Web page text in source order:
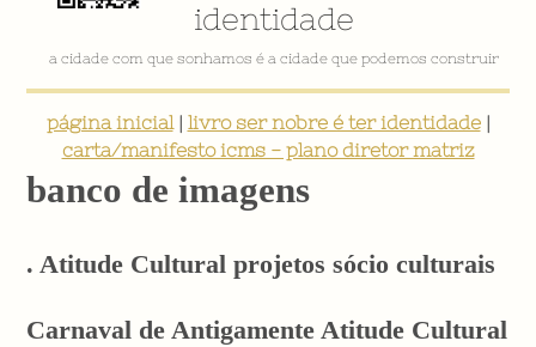
identidade
VÍDEO INSTITUCIONAL
página inicial| livro ser nobre é ter identidade|
carta/manifesto icms - plano diretor matriz
banco de imagens
. Atitude Cultural projetos sócio culturais
Carnaval de Antigamente Atitude Cultural